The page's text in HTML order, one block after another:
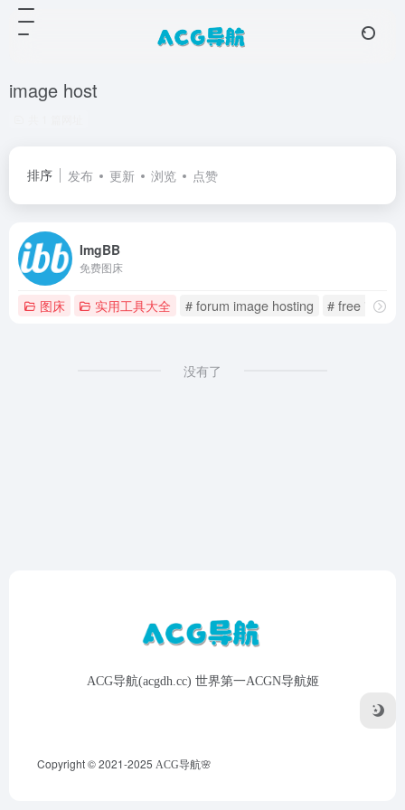
image host
排序 发布 更新 浏览 点赞
ImgBB
免费图床
图床 实用工具大全 # forum image hosting # free image
没有了
ACG导航(acgdh.cc) 世界第一ACGN导航姬
Copyright © 2021-2025 ACG导航🌸